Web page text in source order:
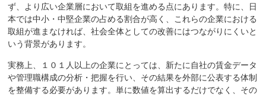
ず、より広い企業層において取組を進める点にあります。特に、日
本では中小・中堅企業の占める割合が高く、これらの企業における
取組が進まなければ、社会全体としての改善にはつながりにくいと
いう背景があります。
実務上、１０１人以上の企業にとっては、新たに自社の賃金データ
や管理職構成の分析・把握を行い、その結果を外部に公表する体制
を整備する必要があります。単に数値を算出するだけでなく、その